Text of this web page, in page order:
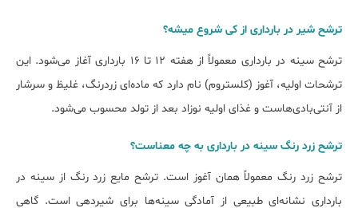
ﺗﺮﺷﺢ شیر در ﺑﺎرداری از کی ﺷﺮوع میشه؟
ترشح سینه در بارداری معمولاً از هفته ۱۲ تا ۱۶ بارداری آغاز می‌شود. این
ترشحات اولیه، آغوز (کلستروم) نام دارد که ماده‌ای زردرنگ، غلیظ و سرشار
از آنتی‌بادی‌هاست و غذای اولیه نوزاد بعد از تولد محسوب می‌شود.
ﺗﺮﺷﺢ زرد رنگ ﺳﯿﻨﻪ در ﺑﺎرداری ﺑﻪ چه ﻣﻌﻨﺎﺳﺖ؟
ترشح زرد رنگ معمولاً همان آغوز است. ترشح مایع زرد رنگ از سینه در
بارداری نشانه‌ای طبیعی از آمادگی سینه‌ها برای شیردهی است. گاهی